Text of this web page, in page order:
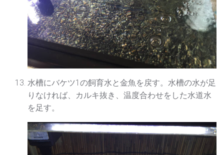
水槽にバケツ1の飼育水と金魚を戻す。水槽の水が足
りなければ、カルキ抜き、温度合わせをした水道水
を足す。